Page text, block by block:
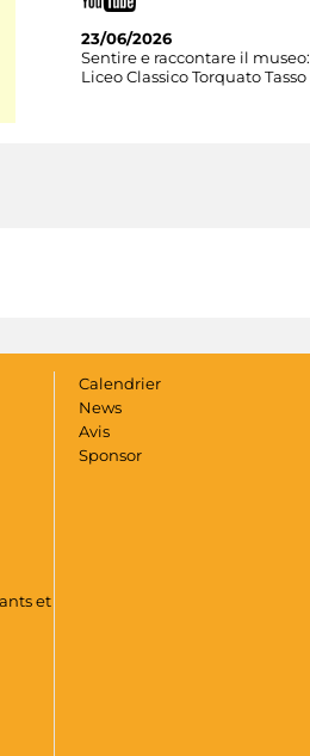
23/06/2026
Sentire e raccontare il museo:
Liceo Classico Torquato Tasso
et
Calendrier
News
Avis
Sponsor